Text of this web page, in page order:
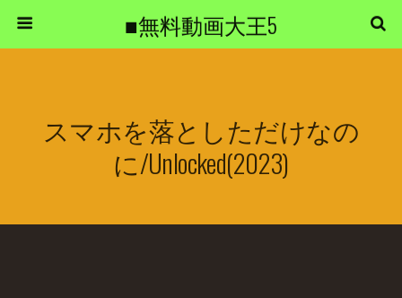
■無料動画大王5
スマホを落としただけなの
に/Unlocked(2023)